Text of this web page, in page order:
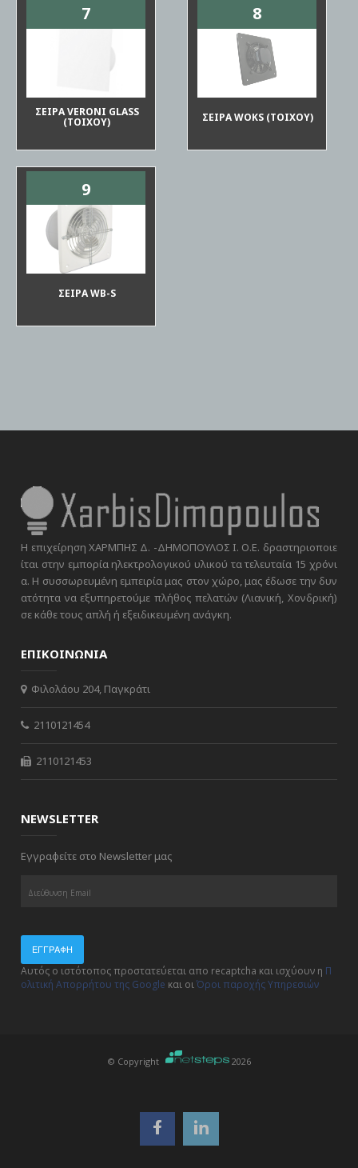
7
ΣΕΙΡΑ VERONI GLASS
(ΤΟΙΧΟΥ)
8
ΣΕΙΡΑ WOKS (ΤΟΙΧΟΥ)
9
ΣΕΙΡΑ WB-S
Η επιχείρηση ΧΑΡΜΠΗΣ Δ. -ΔΗΜΟΠΟΥΛΟΣ Ι. Ο.Ε. δραστηριοποιε
ίται στην εμπορία ηλεκτρολογικού υλικού τα τελευταία 15 χρόνι
α. Η συσσωρευμένη εμπειρία μας στον χώρο, μας έδωσε την δυν
ατότητα να εξυπηρετούμε πλήθος πελατών (Λιανική, Χονδρική)
σε κάθε τους απλή ή εξειδικευμένη ανάγκη.
ΕΠΙΚΟΙΝΩΝΙΑ
Φιλολάου 204, Παγκράτι
2110121454
2110121453
NEWSLETTER
Εγγραφείτε στο Newsletter μας
ΕΓΓΡΑΦΉ
Αυτός ο ιστότοπος προστατεύεται απο recaptcha και ισχύουν η Π
ολιτική Απορρήτου της Google και οιΌροι παροχής Υπηρεσιών
© Copyright 2026